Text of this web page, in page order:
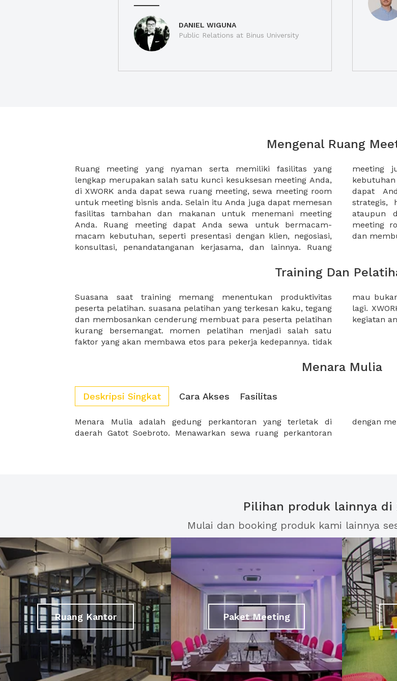
DANIEL WIGUNA
Public Relations at Binus University
Mengenal Ruang
Ruang meeting yang nyaman serta memiliki fasilitas yang
lengkap merupakan salah satu kunci kesuksesan meeting Anda,
di XWORK anda dapat sewa ruang meeting, sewa meeting room
untuk meeting bisnis anda. Selain itu Anda juga dapat memesan
fasilitas tambahan dan makanan untuk menemani meeting
Anda. Ruang meeting dapat Anda sewa untuk bermacam-
macam kebutuhan, seperti presentasi dengan klien, negosiasi,
konsultasi, penandatanganan kerjasama, dan lainnya. Ruang
meeting juga dapat diatur susunan tempat duduk sesuai
kebutuhan dan ketersediaan ruangan. Ribuan ruang meeting
dapat Anda pilih berdasarkan corak interior, lokasi yang
strategis, harga yang sesuai dengan budget meeting Anda,
ataupun disesuaikan dengan kebutuhan klien Anda. Sewa
meeting room di XWORK akan mempermudah meeting Anda
dan
Training Dan
Suasana saat training memang menentukan produktivitas
peserta pelatihan. suasana pelatihan yang terkesan kaku, tegang
dan membosankan cenderung membuat para peserta pelatihan
kurang bersemangat. momen pelatihan menjadi salah satu
faktor yang akan membawa etos para pekerja kedepannya. tidak
mau bukan jika training perusahaan anda berkesan biasa saja?
lagi. XWORK akan selalu hadir sebagai solusi untuk kebutuhan
kegiatan
Menara Mulia
Deskripsi Singkat Cara Akses Fasilitas
Menara Mulia adalah gedung perkantoran yang terletak di
daerah Gatot Soebroto. Menawarkan sewa ruang perkantoran
dengan
Pilihan produk lainnya di
Mulai dan booking produk kami lainnya
Ruang Kantor Paket Meeting